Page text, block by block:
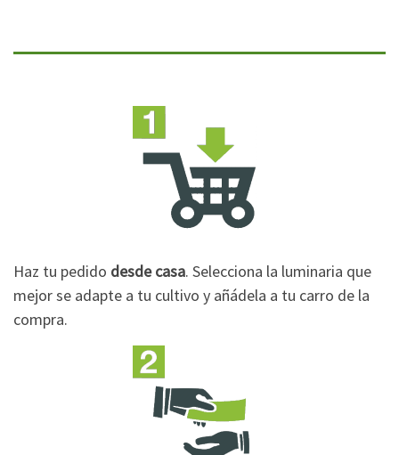
Haz tu pedido desde casa. Selecciona la luminaria que
mejor se adapte a tu cultivo y añádela a tu carro de la
compra.